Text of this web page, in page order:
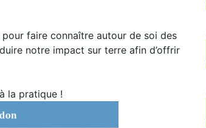
faire connaître autour de soi des
notre impact sur terre afin d’offrir
la pratique !